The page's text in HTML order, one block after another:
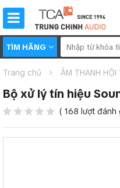
TÌM HÃNG
Trang chủ ÂM THANH HỘI
Bộ xử lý tín hiệu
( 168 lượt đánh